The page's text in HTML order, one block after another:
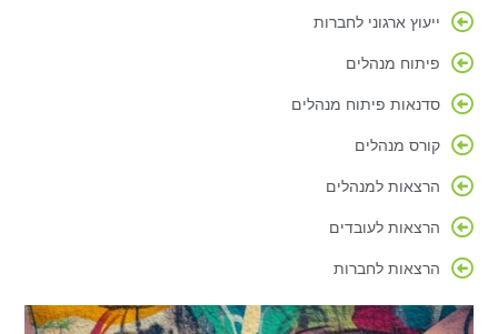
ייעוץ ארגוני לחברות
פיתוח מנהלים
סדנאות פיתוח מנהלים
קורס מנהלים
הרצאות למנהלים
הרצאות לעובדים
הרצאות לחברות